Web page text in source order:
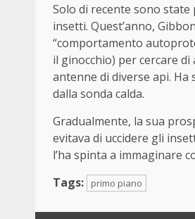
Solo di recente sono
insetti. Quest’anno,
“comportamento
il ginocchio) per cercare
antenne di diverse api.
dalla sonda calda.
Gradualmente, la sua
evitava di uccidere gli
l’ha spinta a immaginare
Tags:
primo piano